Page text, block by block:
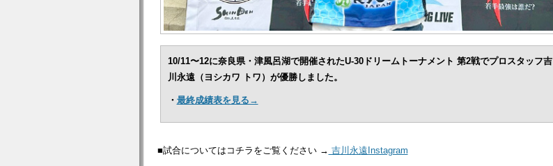
10/11〜12に奈良県・津風呂湖で開催されたU-30ドリームトーナメント 第2戦でプロスタッフ吉
川永遠（ヨシカワ トワ）が優勝しました。
・ 最終成績表を見る→
■試合についてはコチラをご覧ください → 吉川永遠Instagram